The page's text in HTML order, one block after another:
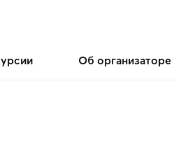
об организаторе